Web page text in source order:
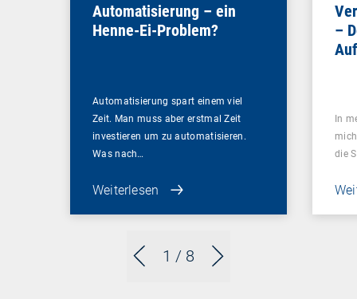
1 / 8
Automatisierung – ein
Henne-Ei-Problem?
Automatisierung spart einem viel
Zeit. Man muss aber erstmal Zeit
investieren um zu automatisieren.
Was nach…
Weiterlesen
–
In
die